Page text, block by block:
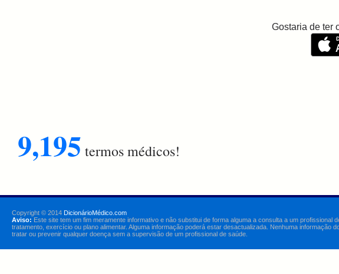
Gostaria de ter
9,195 termos médicos!
Copyright © 2014 DicionárioMédico.com
Aviso: Este site tem um fim meramente informativo e não substitui de forma alguma a consulta a um
tratamento, exercício ou plano alimentar. Alguma informação poderá estar desactualizada. Nenhuma informação
tratar ou prevenir qualquer doença sem a supervisão de um profissional de saúde.